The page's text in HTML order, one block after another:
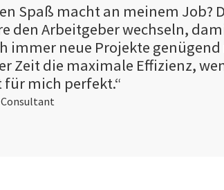
Spaß macht an meinem Job?
den Arbeitgeber wechseln,
immer neue Projekte
Zeit die maximale Effizienz,
für mich perfekt.“
Consultant